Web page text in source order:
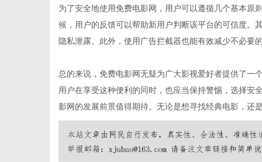
为了安全地使用免费电影网，用户可以遵循几个基本原
候，用户的反馈可以帮助新用户判断该平台的可信度。
隐私泄露。此外，使用广告拦截器也能有效减少不必要
总的来说，免费电影网无疑为广大影视爱好者提供了一
用户在享受这种便利的同时，也应当保持警惕，选择安
影网的发展前景值得期待。无论是想寻找经典电影，还